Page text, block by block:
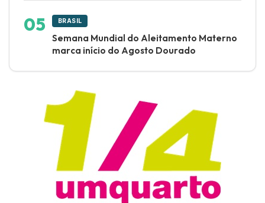
BRASIL
Semana Mundial do Aleitamento Materno
marca início do Agosto Dourado